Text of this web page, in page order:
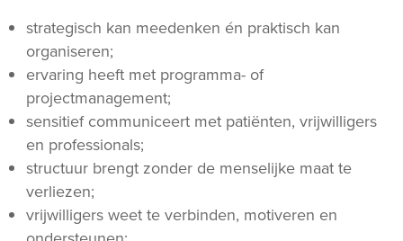
strategisch kan meedenken én praktisch kan
organiseren;
ervaring heeft met programma- of
projectmanagement;
sensitief communiceert met patiënten, vrijwilligers
en professionals;
structuur brengt zonder de menselijke maat te
verliezen;
vrijwilligers weet te verbinden, motiveren en